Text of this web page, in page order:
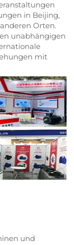
in Beijing,
Orten.
unabhängigen
mit
und